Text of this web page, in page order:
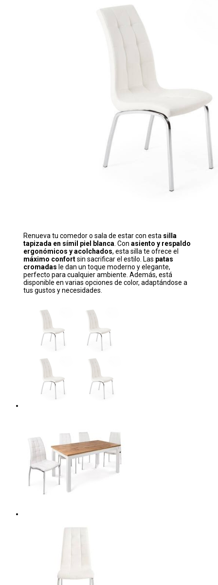
Renueva tu comedor o sala de estar con esta silla
tapizada en símil piel blanca. Con asiento y respaldo
ergonómicos y acolchados, esta silla te ofrece el
máximo confortsin sacrificar el estilo. Las patas
cromadas le dan un toque moderno y elegante,
perfecto para cualquier ambiente. Además, está
disponible en varias opciones de color, adaptándose a
tus gustos y necesidades.